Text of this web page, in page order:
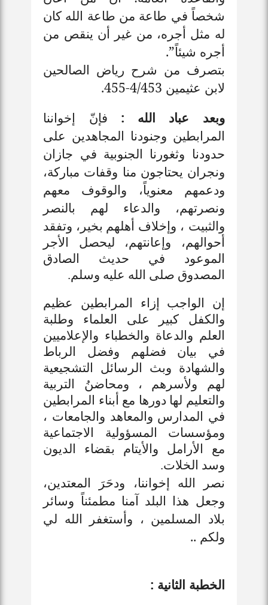
شخصاً في طاعة من طاعة الله كان
له مثل أجره، من غير أن ينقص من
أجره شيئاً”.
بتصرف من شرح رياض الصالحين
لابن عثيمين 4/453-455
.
وبعد عباد الله : فإنّ إخواننا
المرابطين وجنودنا المجاهدين على
حدودنا وثغورنا الجنوبية في جازان
ونجران يحتاجون منا وقفات مباركة،
ودعمهم معنوياً، والوقوف معهم
ونصرتهم، والدعاء لهم بالنصر
والثبيت ، وإخلاف أهلهم بخير، وتفقد
أحوالهم، وإعانتهم، ليحصل الأجر
الموعود في حديث الصادق
المصدوق صلى الله عليه وسلم.
إن الواجب إزاء المرابطين عظيم
والكفل كبير على العلماء وطلبة
العلم والدعاة والخطباء والإعلاميين
في بيان فضلهم وفضل الرباط
والشهادة وبث الرسائل التشجيعية
لهم ولأسرهم ، ومحاضنُ التربية
والتعليم لها دورها مع أبناء المرابطين
في المدارس والمعاهد والجامعات ،
ومؤسسات المسؤولية الاجتماعية
مع الأرامل والأيتام بقضاء الديون
وسد الخلات.
نصر الله إخواننا، ودحَرَ المعتدين،
وجعل هذا البلد آمنا مطمئناً وسائر
بلاد المسلمين ، وأستغفر الله لي
ولكم ..
الخطبة الثانية :